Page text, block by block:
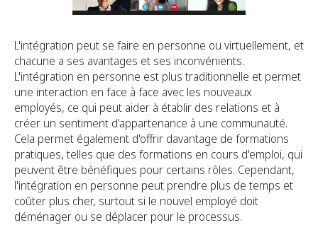
L'intégration peut se faire en personne ou virtuellement, et
chacune a ses avantages et ses inconvénients.
L'intégration en personne est plus traditionnelle et permet
une interaction en face à face avec les nouveaux
employés, ce qui peut aider à établir des relations et à
créer un sentiment d'appartenance à une communauté.
Cela permet également d'offrir davantage de formations
pratiques, telles que des formations en cours d'emploi, qui
peuvent être bénéfiques pour certains rôles. Cependant,
l'intégration en personne peut prendre plus de temps et
coûter plus cher, surtout si le nouvel employé doit
déménager ou se déplacer pour le processus.